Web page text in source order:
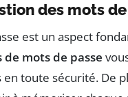
des mots
est un aspect
mots de passe
toute sécurité. De